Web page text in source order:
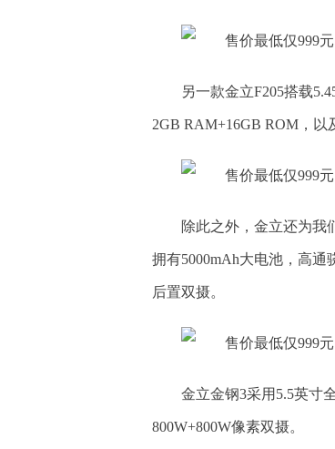
另一款金立F205搭载
2GB RAM+16GB ROM，以
除此之外，金立还为我
拥有5000mAh大电池，高通
后置双摄。
金立金钢3采用5.5英寸
800W+800W像素双摄。